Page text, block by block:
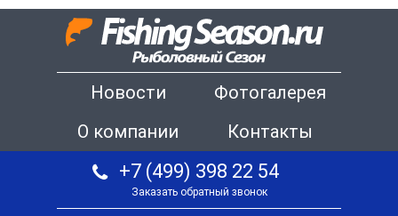
Новости
Фотогалерея
О компании
Контакты
+7 (499) 398 22 54
Заказать обратный звонок